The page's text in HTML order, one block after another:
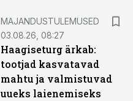
MAJANDUSTULEMUSED
03.08.26, 08:27
Haagiseturg ärkab:
tootjad kasvatavad
mahtu ja valmistuvad
uueks laienemiseks